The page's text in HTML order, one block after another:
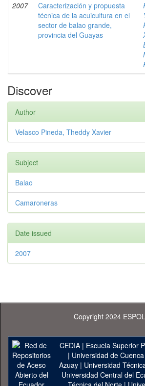
2007
Caracterización y propuesta
técnica de la acuicultura en el
sector de balao grande,
provincia del Guayas
Discover
Author
Velasco Pineda, Theddy Xavier
Subject
Balao
Camaroneras
Date issued
2007
Copyright 2024 ESPOL
CEDIA| Escuela Superior
| Universidad de Cuenca
Azuay| Universidad
Universidad Central del